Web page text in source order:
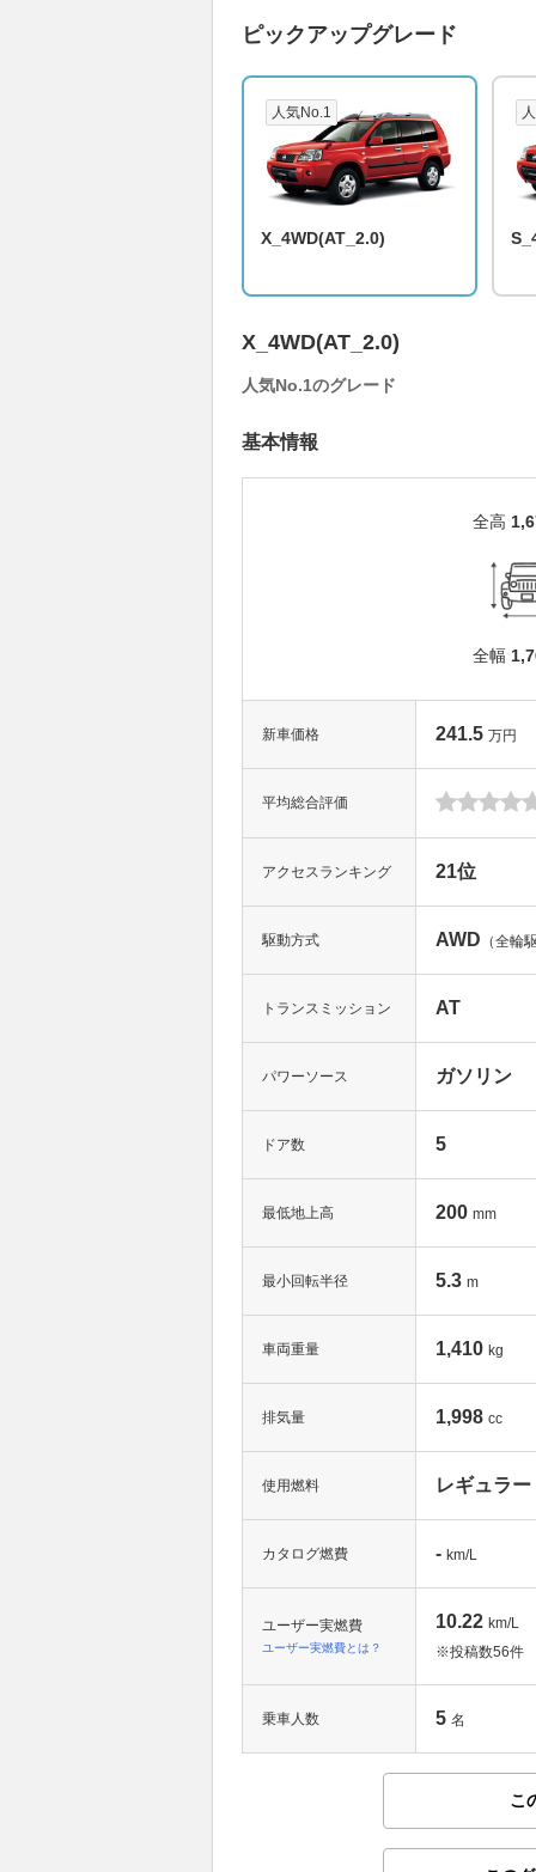
ピックアップグレード
人気No.1
X_4WD(AT_2.0)
X_4WD(AT_2.0)
人気No.1のグレード
基本情報
全高
全幅
新車価格 241.5 万円
平均総合評価
アクセスランキング 21位
駆動方式 AWD （全輪
トランスミッション AT
パワーソース ガソリン
ドア数 5
最低地上高 200 mm
最小回転半径 5.3 m
車両重量 1,410 kg
排気量 1,998 cc
使用燃料 レギュラー
カタログ燃費 - km/L
ユーザー実燃費
ユーザー実燃費とは？
10.22 km/L
※投稿数56件
乗車人数 5 名
こ